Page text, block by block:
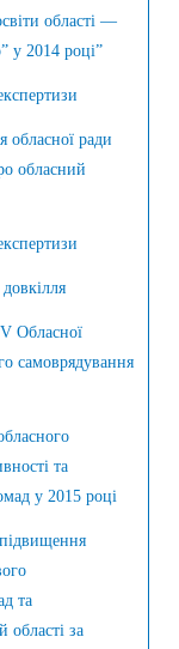
області —
у 2014 році”
ради
обласний
Обласної
самоврядування
та
у 2015 році
та
області за